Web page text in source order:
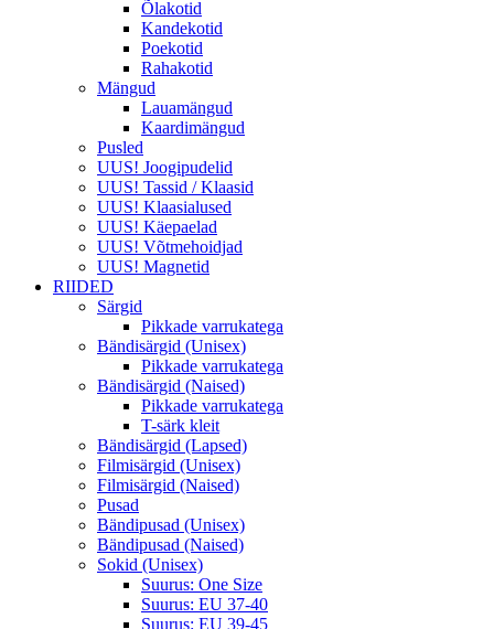
Õlakotid
Kandekotid
Poekotid
Rahakotid
Mängud
Lauamängud
Kaardimängud
Pusled
UUS! Joogipudelid
UUS! Tassid / Klaasid
UUS! Klaasialused
UUS! Käepaelad
UUS! Võtmehoidjad
UUS! Magnetid
RIIDED
Särgid
Pikkade varrukatega
Bändisärgid (Unisex)
Pikkade varrukatega
Bändisärgid (Naised)
Pikkade varrukatega
T-särk kleit
Bändisärgid (Lapsed)
Filmisärgid (Unisex)
Filmisärgid (Naised)
Pusad
Bändipusad (Unisex)
Bändipusad (Naised)
Sokid (Unisex)
Suurus: One Size
Suurus: EU 37-40
Suurus: EU 39-45